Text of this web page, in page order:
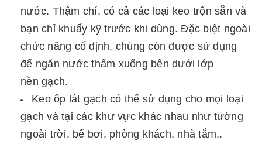
nước. Thậm chí, có cả các loại keo trộn sẵn và
bạn chỉ khuấy kỹ trước khi dùng. Đặc biệt ngoài
chức năng cố định, chúng còn được sử dụng
để ngăn nước thấm xuống bên dưới lớp
nền gạch.
Keo ốp lát gạch có thể sử dụng cho mọi loại
gạch và tại các khư vực khác nhau như tường
ngoài trời, bể bơi, phòng khách, nhà tắm..